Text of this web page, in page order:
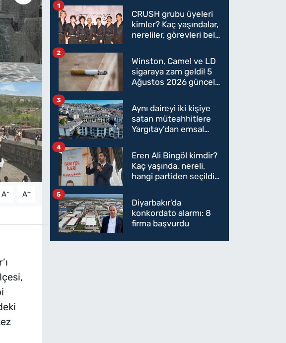
A- A+
CRUSH grubu üyeleri
kimler? Kaç yaşındalar,
nereliler, görevleri belli
1
Winston, Camel ve LD
sigaraya zam geldi! 5
Ağustos 2026 güncel
oldu
2
Aynı daireyi iki kişiye
satan müteahhitlere
Yargıtay'dan emsal
3
Eren Ali Bingöl kimdir?
Kaç yaşında, nereli,
hangi partiden seçildi?
Parti'ye mi geçecek?
4
Diyarbakır'da
konkordato alarmı: 8
firma başvurdu
5